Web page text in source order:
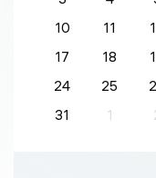
10
11
17
18
24
25
31
1